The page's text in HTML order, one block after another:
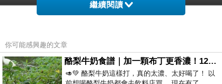
而且24小時都能買，上網慢慢挑選，慢慢比價，不
然選擇在網路上購買~~
於是我也參考了其他網友【A+】好運生財 黃金開運
繼續閱讀
你可能感興趣的文章
酪梨牛奶食譜｜加一顆布丁更香濃！120秒完成飲料店級酪梨奶昔｜imami 旗艦豆漿機
🥑💚 酪梨牛奶這樣打，真的太濃、太好喝了！ 以